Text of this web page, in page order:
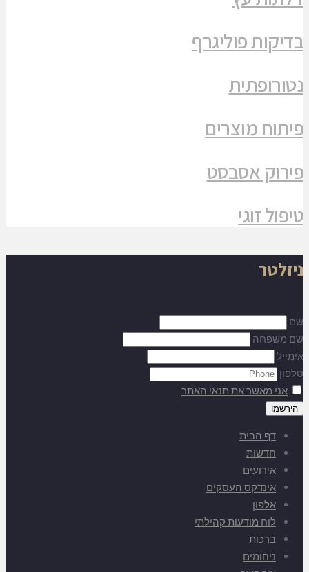
בדיקות פוליגרף
נטורופתית
פיתוח מוצרים
פירוק אסבסט
טיפול זוגי
ניזלטר
שם
שם משפחה
אימייל
טלפון
אני מאשר את תנאי האתר
דף הבית
חדשות
אירועים
אינדקס העסקים
אלפון
לוח מודעות קהילתי
ברכות
ניחומים